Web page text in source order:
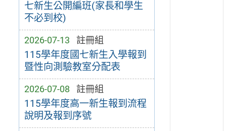
七新生公開編班(家長和學生
不必到校)
2026-07-13 註冊組
115學年度國七新生入學報到
暨性向測驗教室分配表
2026-07-08 註冊組
115學年度高一新生報到流程
說明及報到序號